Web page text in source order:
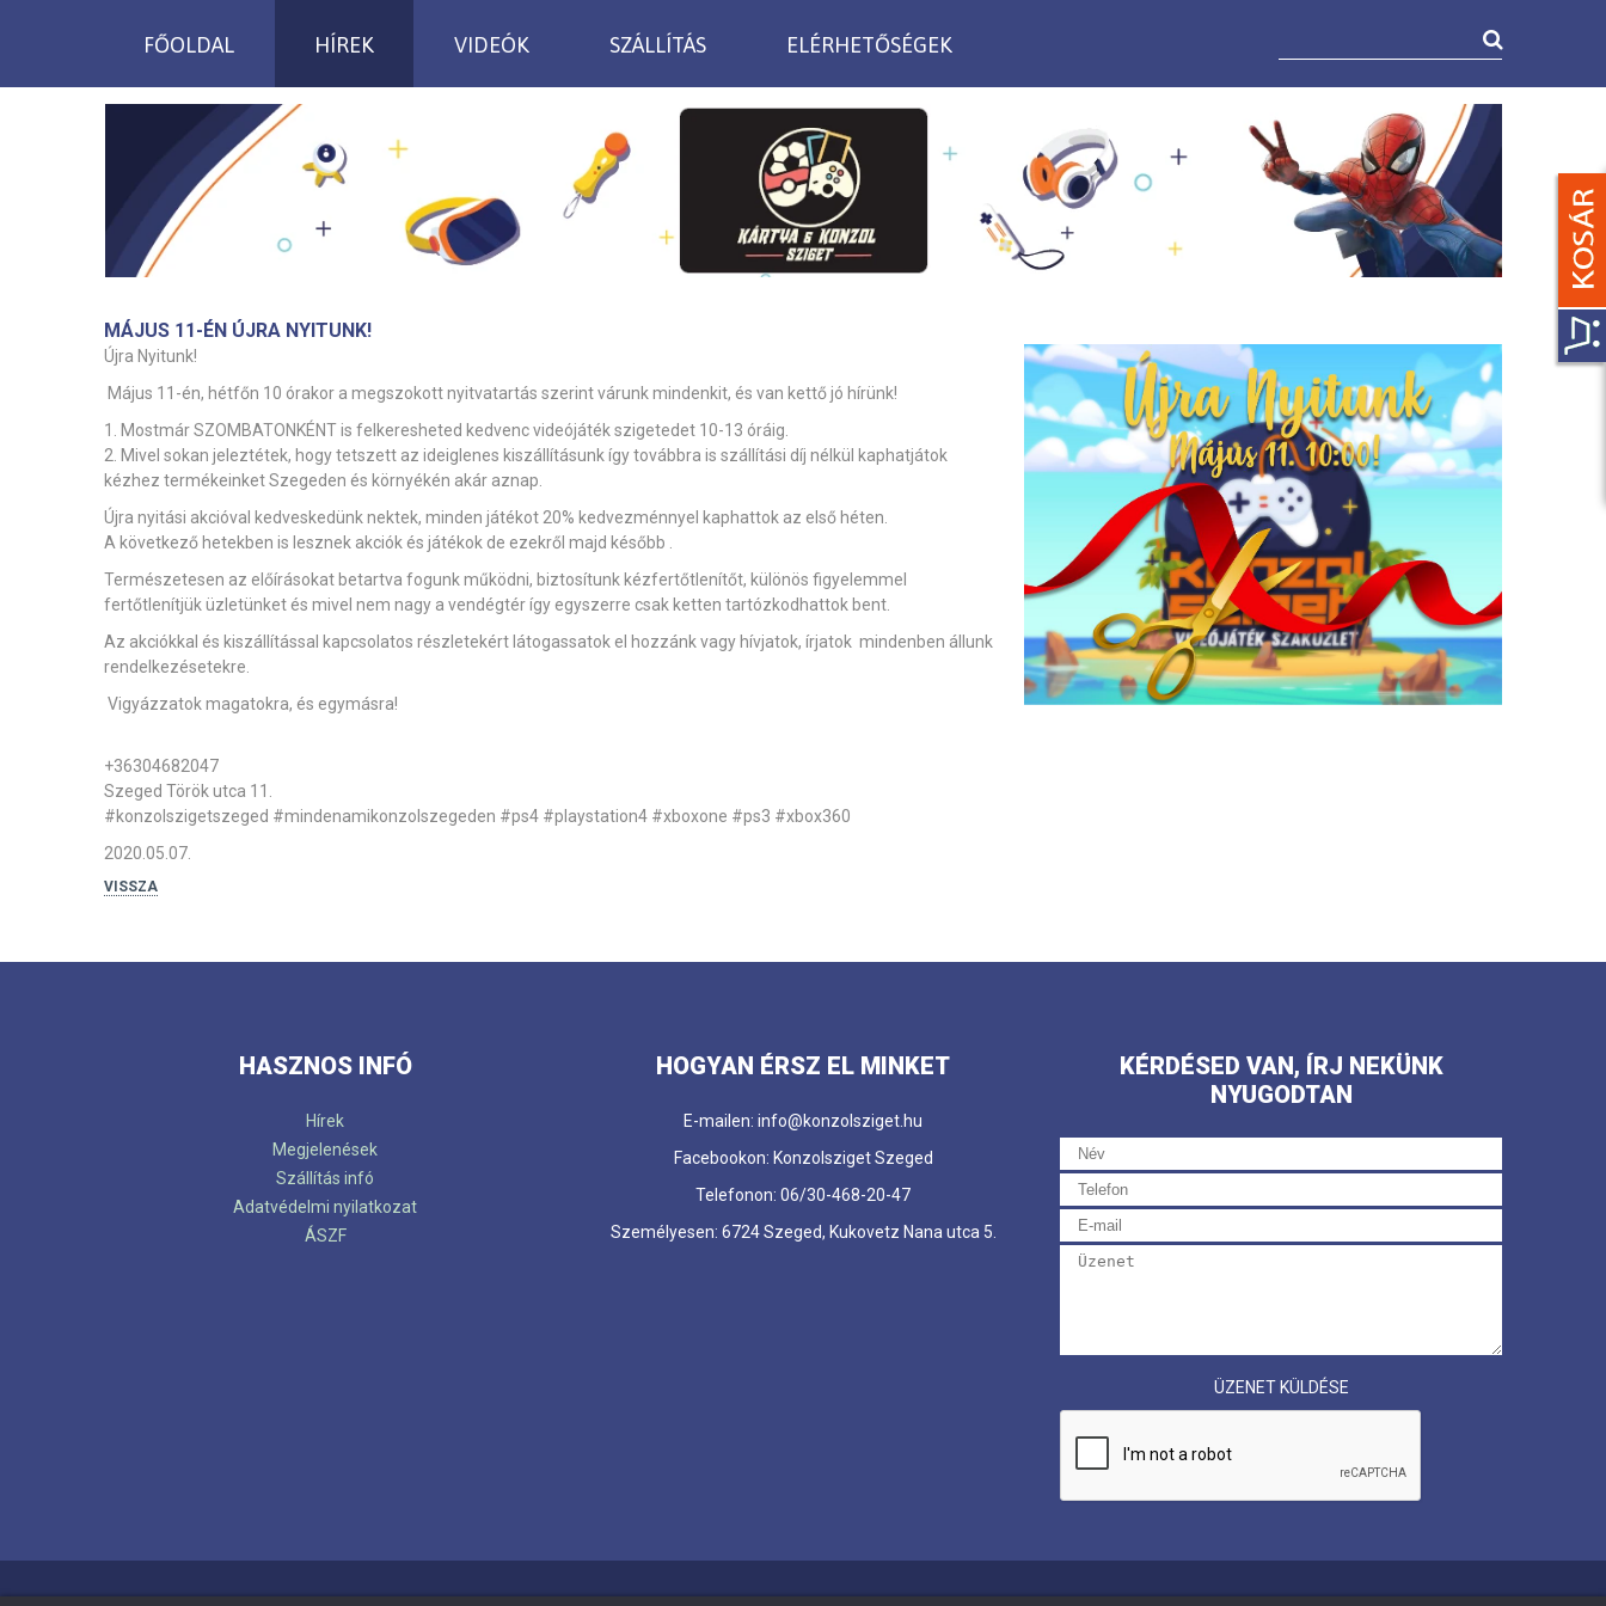
FŐOLDAL HÍREK VIDEÓK SZÁLLÍTÁS ELÉRHETŐSÉGEK
MÁJUS 11-ÉN ÚJRA NYITUNK!
Újra Nyitunk!
Május 11-én, hétfőn 10 órakor a megszokott nyitvatartás szerint várunk mindenkit, és van kettő jó hírünk!
1. Mostmár SZOMBATONKÉNT is felkeresheted kedvenc videójáték szigetedet 10-13 óráig.
2. Mivel sokan jeleztétek, hogy tetszett az ideiglenes kiszállításunk így továbbra is szállítási díj nélkül kaphatjátok
kézhez termékeinket Szegeden és környékén akár aznap.
Újra nyitási akcióval kedveskedünk nektek, minden játékot 20% kedvezménnyel kaphattok az első héten.
A következő hetekben is lesznek akciók és játékok de ezekről majd később .
Természetesen az előírásokat betartva fogunk működni, biztosítunk kézfertőtlenítőt, különös figyelemmel
fertőtlenítjük üzletünket és mivel nem nagy a vendégtér így egyszerre csak ketten tartózkodhattok bent.
Az akciókkal és kiszállítással kapcsolatos részletekért látogassatok el hozzánk vagy hívjatok, írjatok mindenben állunk
rendelkezésetekre.
Vigyázzatok magatokra, és egymásra!
+36304682047
Szeged Török utca 11.
#konzolszigetszeged #mindenamikonzolszegeden #ps4 #playstation4 #xboxone #ps3 #xbox360
2020.05.07.
VISSZA
HASZNOS INFÓ
Hírek
Megjelenések
Szállítás infó
Adatvédelmi nyilatkozat
ÁSZF
HOGYAN ÉRSZ EL MINKET
E-mailen: info@konzolsziget.hu
Facebookon: Konzolsziget Szeged
Telefonon: 06/30-468-20-47
Személyesen: 6724 Szeged, Kukovetz Nana utca 5.
KÉRDÉSED VAN, ÍRJ NEKÜNK
NYUGODTAN
ÜZENET KÜLDÉSE